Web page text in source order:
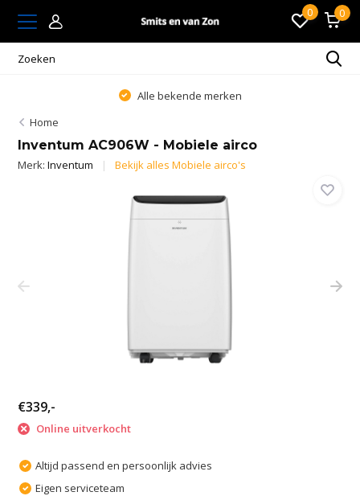
0 0
Alle bekende merken
Home
Inventum AC906W - Mobiele airco
Merk:Inventum Bekijk alles Mobiele airco's
€339,-
Online uitverkocht
Altijd passend en persoonlijk advies
Eigen serviceteam